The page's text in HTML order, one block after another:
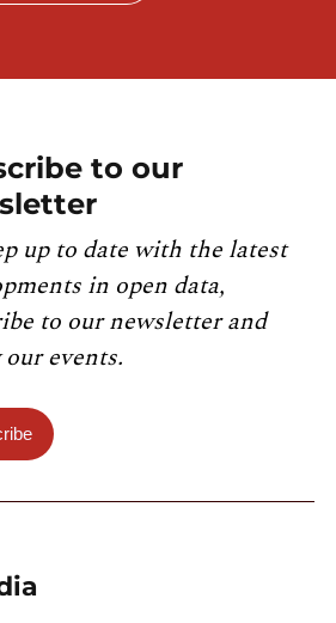
to our
up to date with the latest
in open data,
to our newsletter and
events.